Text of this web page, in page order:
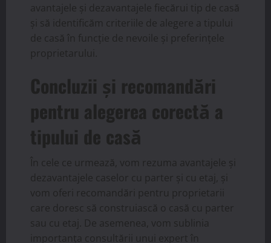
avantajele și dezavantajele fiecărui tip de casă
și să identificăm criteriile de alegere a tipului
de casă în funcție de nevoile și preferințele
proprietarului.
Concluzii și recomandări
pentru alegerea corectă a
tipului de casă
În cele ce urmează, vom rezuma avantajele și
dezavantajele caselor cu parter și cu etaj, și
vom oferi recomandări pentru proprietarii
care doresc să construiască o casă cu parter
sau cu etaj. De asemenea, vom sublinia
importanța consultării unui expert în